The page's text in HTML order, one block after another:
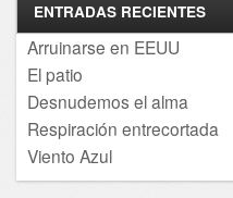
ENTRADAS RECIENTES
Arruinarse en EEUU
El patio
Desnudemos el alma
Respiración entrecortada
Viento Azul